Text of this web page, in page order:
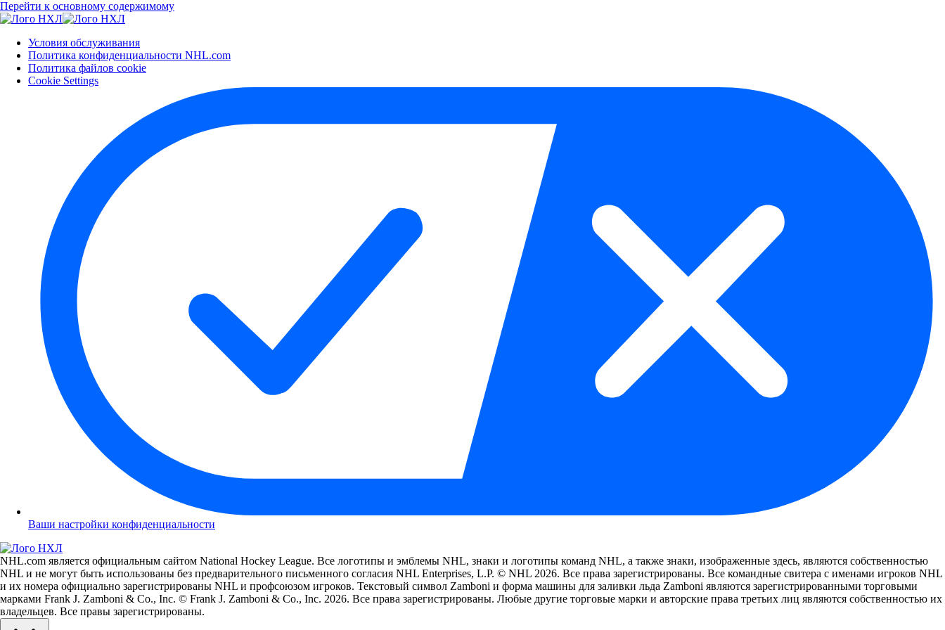
Перейти к основному содержимому
Условия обслуживания
Политика конфиденциальности NHL.com
Политика файлов cookie
Cookie Settings
Ваши настройки конфиденциальности
NHL.com является официальным сайтом National Hockey League. Все логотипы и эмблемы NHL, знаки и логотипы команд NHL, а также знаки, изображенные здесь, являются собственностью
NHL и не могут быть использованы без предварительного письменного согласия NHL Enterprises, L.P. © NHL 2026. Все права зарегистрированы. Все командные свитера с именами игроков NHL
и их номера официально зарегистрированы NHL и профсоюзом игроков. Текстовый символ Zamboni и форма машины для заливки льда Zamboni являются зарегистрированными торговыми
марками Frank J. Zamboni & Co., Inc. © Frank J. Zamboni & Co., Inc. 2026. Все права зарегистрированы. Любые другие торговые марки и авторские права третьих лиц являются собственностью их
владельцев. Все правы зарегистрированы.